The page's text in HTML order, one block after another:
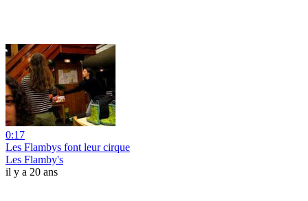
0:17
Les Flambys font leur cirque
Les Flamby's
il y a 20 ans